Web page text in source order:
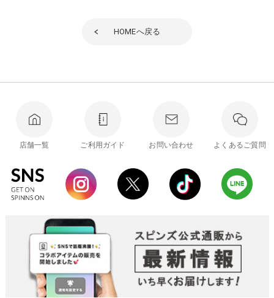
HOMEへ戻る
店舗一覧 ご利用ガイド お問い合わせ よくあるご質問